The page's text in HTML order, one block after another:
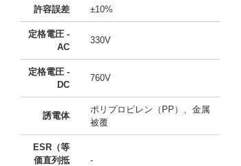
許容誤差 ±10%
定格電圧 -
AC
330V
定格電圧 -
DC
760V
誘電体
ポリプロピレン（PP）、金属
被覆
ESR（等
価直列抵
-